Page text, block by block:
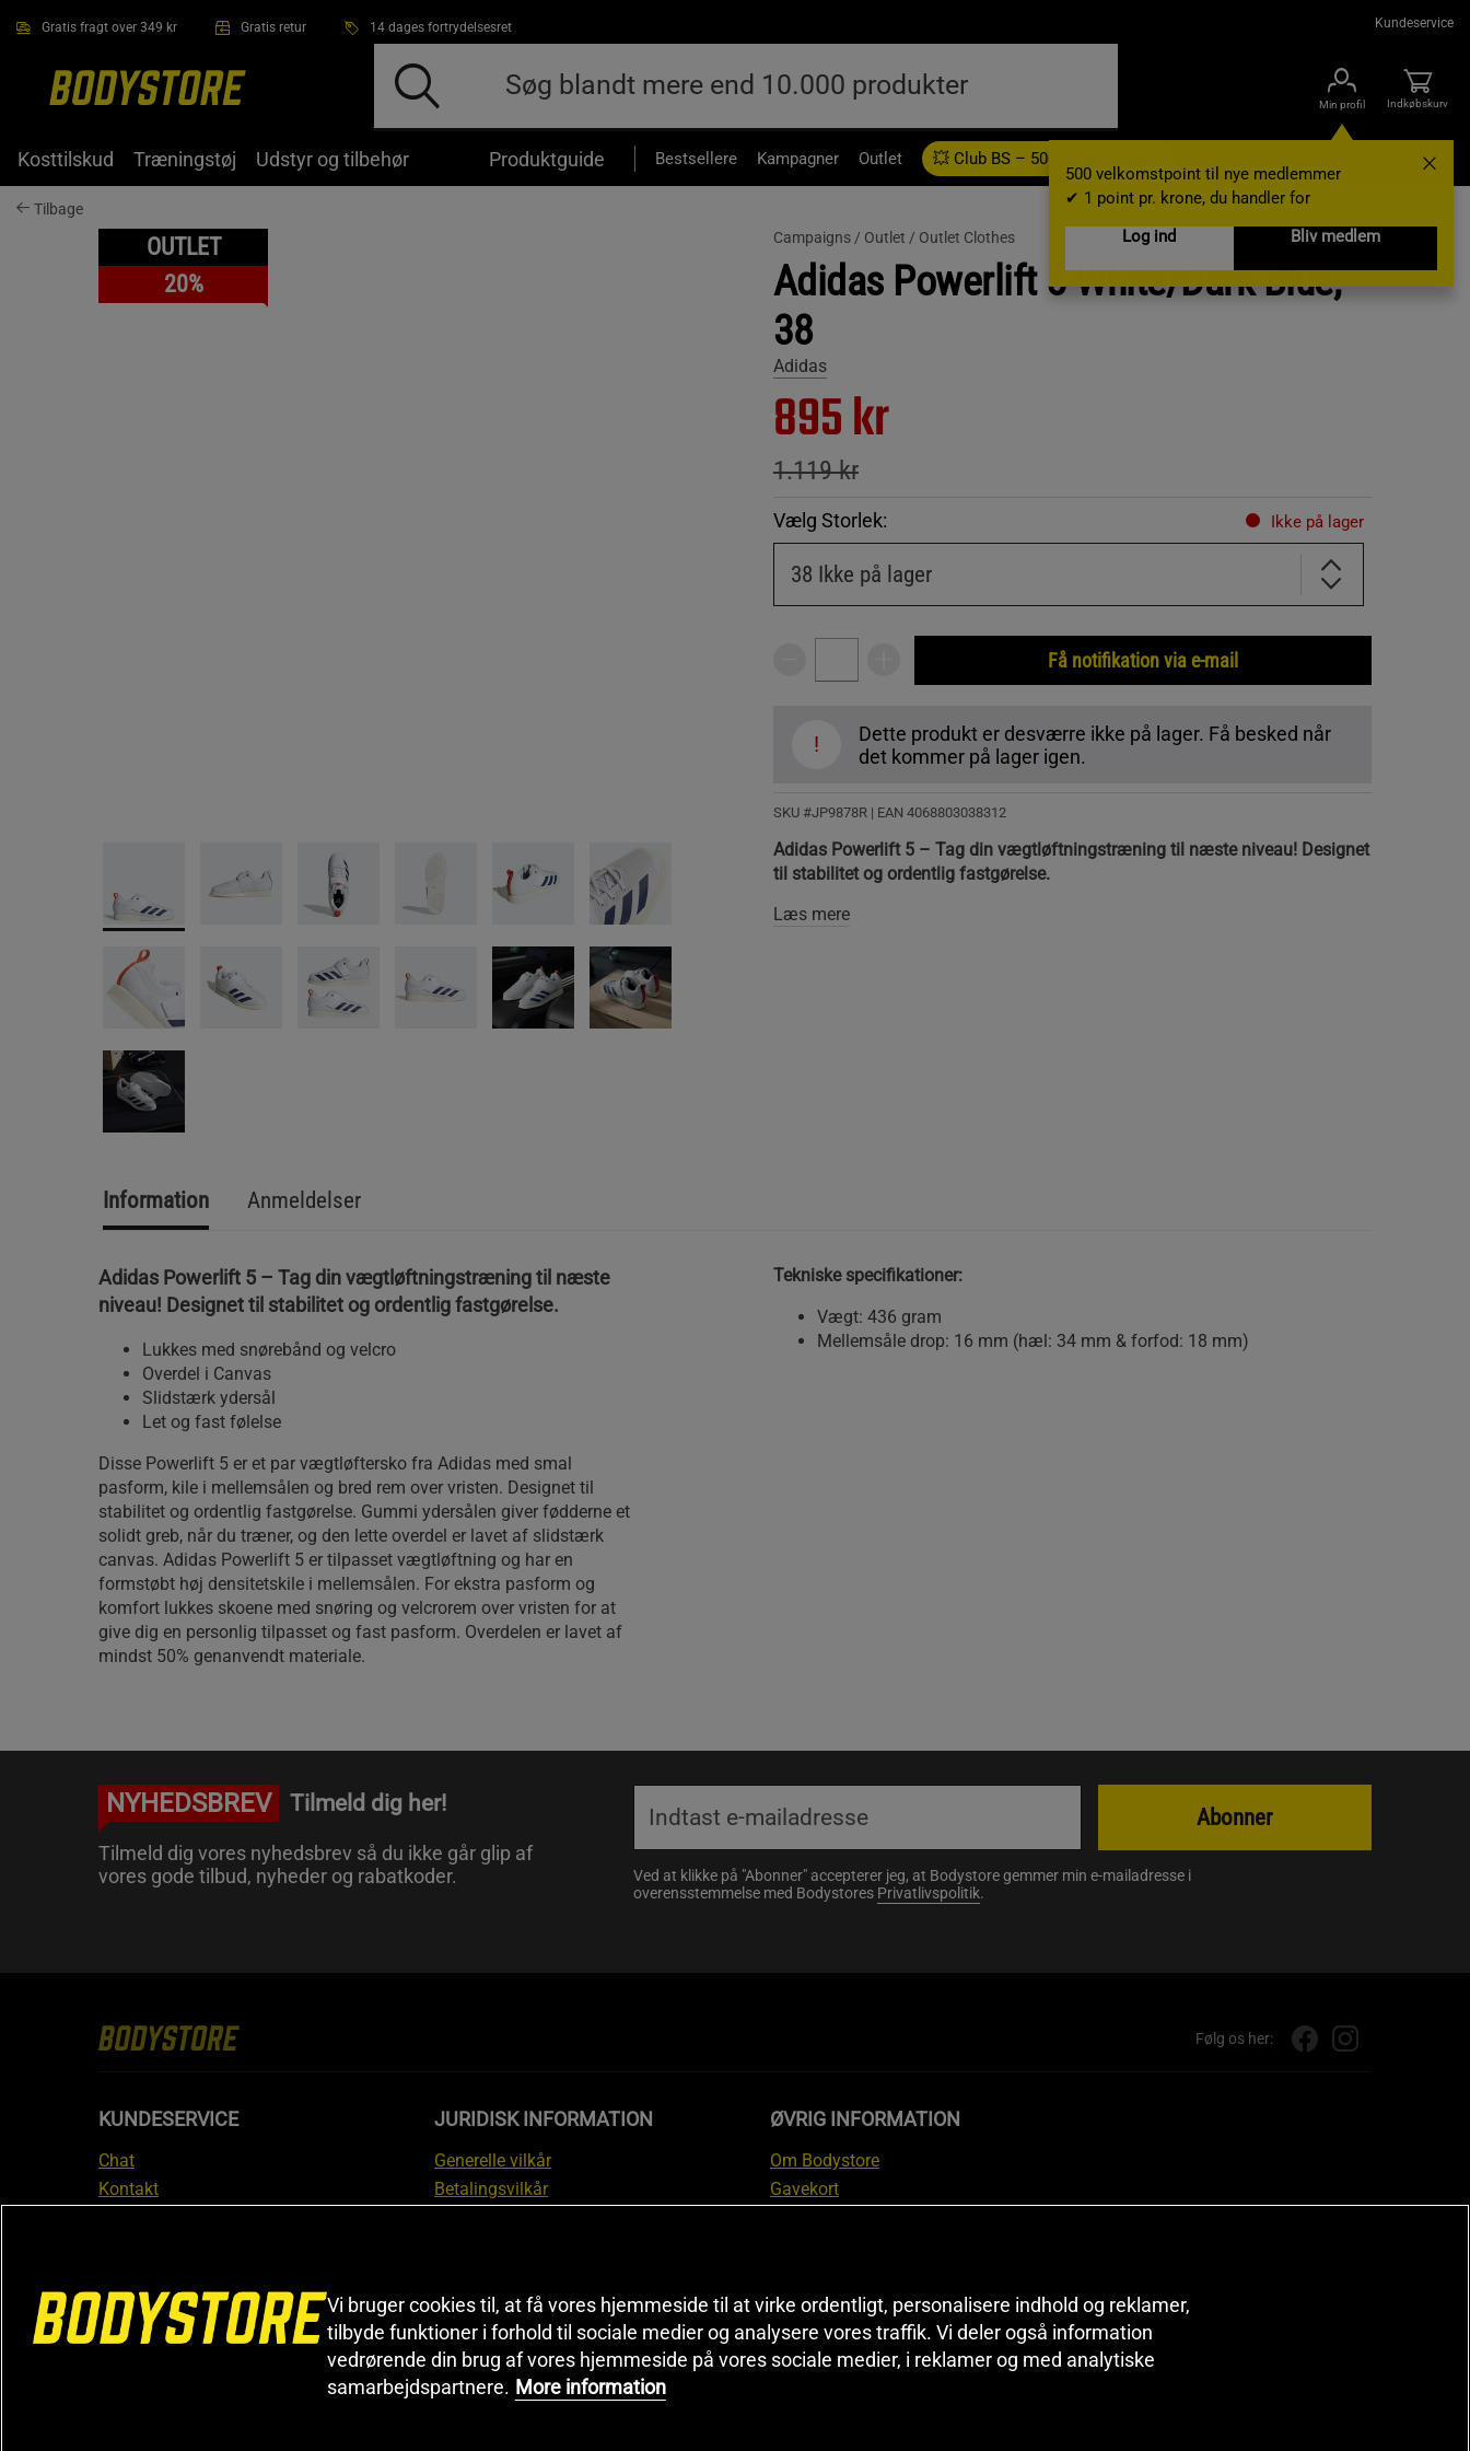
Gratis fragt over 349 kr Gratis retur 14 dages fortrydelsesret Kundeservice
Min profil
500 velkomstpoint til nye medlemmer
✔ 1 point pr. krone, du handler for
Log ind
Bliv medlem
Indkøbskurv
Kosttilskud Træningstøj Udstyr og tilbehør Produktguide Bestsellere Kampagner Outlet 💥 Club BS – 500 velkomstpoint Gavekort
Tilbage
OUTLET
20%
Campaigns / Outlet / Outlet Clothes
Adidas Powerlift 5 White/Dark Blue,
38
Adidas
895 kr
1.119 kr
Vælg Storlek: Ikke på lager
38 Ikke på lager
Få notifikation via e-mail
!
Dette produkt er desværre ikke på lager. Få besked når
det kommer på lager igen.
SKU #JP9878R | EAN 4068803038312
Adidas Powerlift 5 – Tag din vægtløftningstræning til næste niveau! Designet
til stabilitet og ordentlig fastgørelse.
Læs mere
Information Anmeldelser
Adidas Powerlift 5 – Tag din vægtløftningstræning til næste
niveau! Designet til stabilitet og ordentlig fastgørelse.
Lukkes med snørebånd og velcro
Overdel i Canvas
Slidstærk ydersål
Let og fast følelse
Disse Powerlift 5 er et par vægtløftersko fra Adidas med smal
pasform, kile i mellemsålen og bred rem over vristen. Designet til
stabilitet og ordentlig fastgørelse. Gummi ydersålen giver fødderne et
solidt greb, når du træner, og den lette overdel er lavet af slidstærk
canvas. Adidas Powerlift 5 er tilpasset vægtløftning og har en
formstøbt høj densitetskile i mellemsålen. For ekstra pasform og
komfort lukkes skoene med snøring og velcrorem over vristen for at
give dig en personlig tilpasset og fast pasform. Overdelen er lavet af
mindst 50% genanvendt materiale.
Tekniske specifikationer:
Vægt: 436 gram
Mellemsåle drop: 16 mm (hæl: 34 mm & forfod: 18 mm)
NYHEDSBREV Tilmeld dig her!
Tilmeld dig vores nyhedsbrev så du ikke går glip af
vores gode tilbud, nyheder og rabatkoder.
Ved at klikke på "Abonner" accepterer jeg, at Bodystore gemmer min e-mailadresse i
overensstemmelse med Bodystores Privatlivspolitik.
Abonner
Følg os her:
KUNDESERVICE
Chat
Kontakt
FAQ
JURIDISK INFORMATION
Generelle vilkår
Betalingsvilkår
Prisgaranti
Information om fortrydelsesret og
reklamationer
Cookieindstillinger
ØVRIG INFORMATION
Om Bodystore
Gavekort
Sitemap
Black Friday
Artikler & Øvelser
Vi bruger cookies til, at få vores hjemmeside til at virke ordentligt, personalisere indhold og reklamer,
tilbyde funktioner i forhold til sociale medier og analysere vores traffik. Vi deler også information
vedrørende din brug af vores hjemmeside på vores sociale medier, i reklamer og med analytiske
samarbejdspartnere. More information